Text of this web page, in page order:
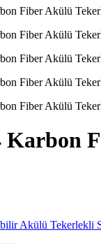
Karbon
Akülü Tekerlekli